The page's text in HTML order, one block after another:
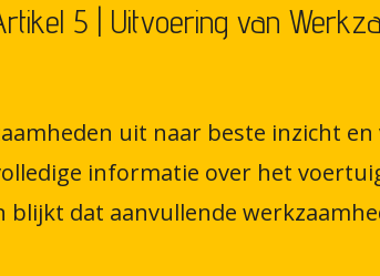
5 | Uitvoering van
uit naar beste inzicht en
informatie over het
dat aanvullende